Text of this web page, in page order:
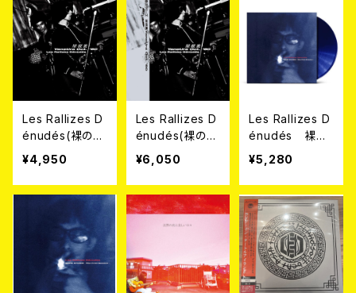
Les Rallizes D
énudés(裸のラ
リーズ) / 屋根
裏 YaneUra Oc
t.’80 2CD
¥4,950
Les Rallizes D
énudés(裸のラ
リーズ) / 屋根
裏 YaneUra Oc
t.’80 2LP
¥6,050
Les Rallizes D
énudés 裸の
ラリーズ / 屋根
裏 YaneUra Se
pt.'80 LP
¥5,280